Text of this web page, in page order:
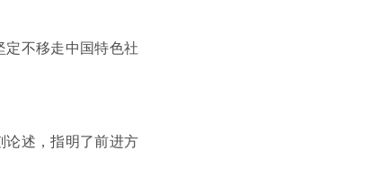
定不移走中国特色社
论述，指明了前进方